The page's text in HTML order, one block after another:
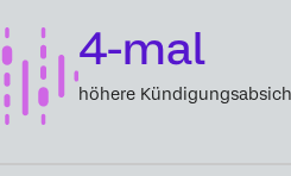
4-mal
höhere